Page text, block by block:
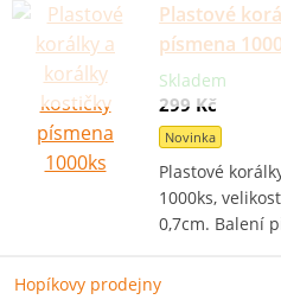
Plastové
písmena
Skladem
299 Kč
Novinka
Plastové
1000ks,
0,7cm. Balení
Hopíkovy prodejny